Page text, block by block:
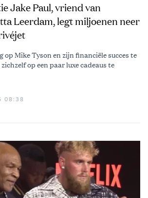
Jake Paul, vriend van
Leerdam, legt miljoenen neer
op Mike Tyson en zijn financiële succes te
op een paar luxe cadeaus te
08:38